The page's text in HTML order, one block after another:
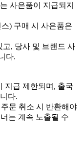
사은품이 지급되지
) 구매 시 사은품은
고, 당사 및 브랜드 사
다.
지급 제한되며, 출국
다.
문 취소 시 반환해야
는 계속 노출될 수